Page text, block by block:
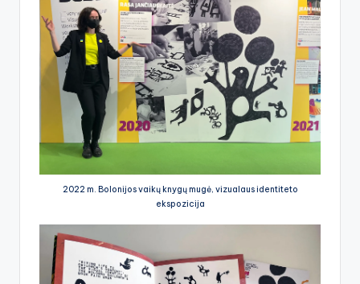
2022 m. Bolonijos vaikų knygų mugė, vizualaus identiteto
ekspozicija